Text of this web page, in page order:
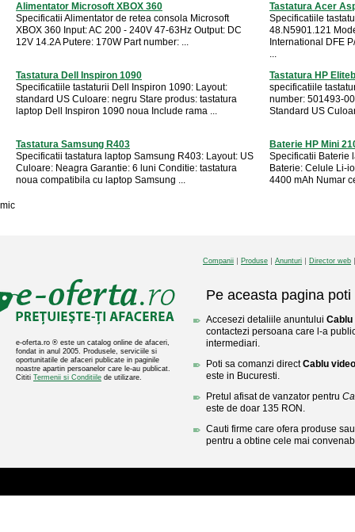
Alimentator Microsoft XBOX 360
Specificatii Alimentator de retea consola Microsoft
XBOX 360 Input: AC 200 - 240V 47-63Hz Output: DC
12V 14.2A Putere: 170W Part number: ...
Tastatura Acer
Specificatiile
48.N5901.121
International DFE
...
Tastatura Dell Inspiron 1090
Specificatiile tastaturii Dell Inspiron 1090: Layout:
standard US Culoare: negru Stare produs: tastatura
laptop Dell Inspiron 1090 noua Include rama ...
Tastatura HP
specificatiile
number: 501493-
Standard US
Tastatura Samsung R403
Specificatii tastatura laptop Samsung R403: Layout: US
Culoare: Neagra Garantie: 6 luni Conditie: tastatura
noua compatibila cu laptop Samsung ...
Baterie HP Mini
Specificatii Baterie
Baterie: Celule Li-
4400 mAh Numar
mic
e-oferta.ro ® este un catalog online de afaceri,
fondat in anul 2005. Produsele, serviciile si
oportunitatile de afaceri publicate in paginile
noastre apartin persoanelor care le-au publicat.
Cititi Termenii si Conditiile de utilizare.
Companii Produse Anunturi Director web
Pe aceasta pagina poti
Accesezi detaliile anuntului
contactezi persoana care l-a
intermediari.
Poti sa comanzi directCablu
este in Bucuresti.
Pretul afisat de vanzator pentru
este de doar 135 RON.
Cauti firme care ofera produse
pentru a obtine cele mai